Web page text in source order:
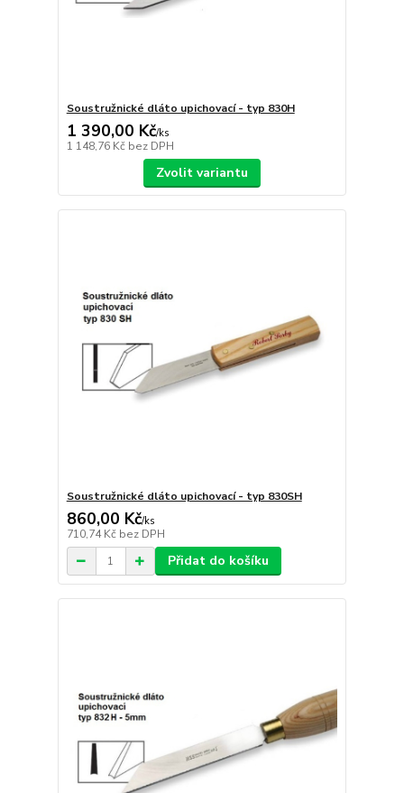
Soustružnické dláto upichovací - typ 830H
1 390,00 Kč/ks
1 148,76 Kč bez DPH
Zvolit variantu
Soustružnické dláto upichovací - typ 830SH
860,00 Kč/ks
710,74 Kč bez DPH
Přidat do košíku